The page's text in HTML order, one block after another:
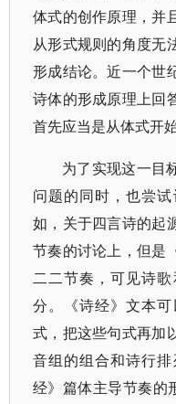
体式的创作原理，并
从形式规则的角度无
形成结论。近一个世
诗体的形成原理上回
首先应当是从体式开始
为了实现这一目
问题的同时，也尝
如，关于四言诗的起
节奏的讨论上，但是
二二节奏，可见诗
分。《诗经》文本
式，把这些句式再加
音组的组合和诗行
经》篇体主导节奏的